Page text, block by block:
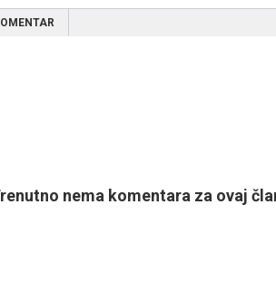
nema komentara za ovaj